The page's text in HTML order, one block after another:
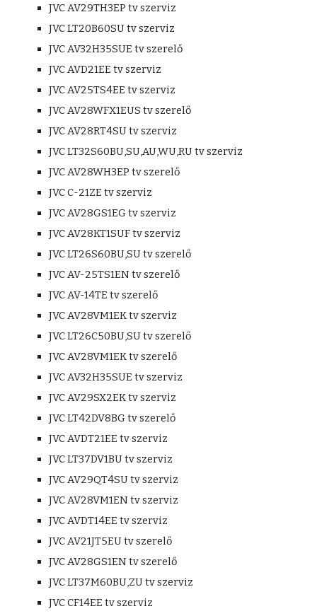
JVC AV29TH3EP tv szerviz
JVC LT20B60SU tv szerviz
JVC AV32H35SUE tv szerelő
JVC AVD21EE tv szerviz
JVC AV25TS4EE tv szerviz
JVC AV28WFX1EUS tv szerelő
JVC AV28RT4SU tv szerviz
JVC LT32S60BU,SU,AU,WU,RU tv szerviz
JVC AV28WH3EP tv szerelő
JVC C-21ZE tv szerviz
JVC AV28GS1EG tv szerviz
JVC AV28KT1SUF tv szerviz
JVC LT26S60BU,SU tv szerelő
JVC AV-25TS1EN tv szerelő
JVC AV-14TE tv szerelő
JVC AV28VM1EK tv szerviz
JVC LT26C50BU,SU tv szerelő
JVC AV28VM1EK tv szerelő
JVC AV32H35SUE tv szerviz
JVC AV29SX2EK tv szerviz
JVC LT42DV8BG tv szerelő
JVC AVDT21EE tv szerviz
JVC LT37DV1BU tv szerviz
JVC AV29QT4SU tv szerviz
JVC AV28VM1EN tv szerviz
JVC AVDT14EE tv szerviz
JVC AV21JT5EU tv szerelő
JVC AV28GS1EN tv szerelő
JVC LT37M60BU,ZU tv szerviz
JVC CF14EE tv szerviz